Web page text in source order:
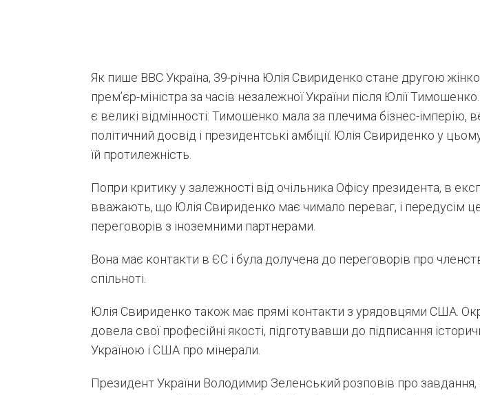
Як пише ВВС Україна, 39-річна Юлія Свириденко стане другою
прем’єр-міністра за часів незалежної України після Юлії
є великі відмінності: Тимошенко мала за плечима бізнес-імперію,
політичний досвід і президентські амбіції. Юлія Свириденко у
їй протилежність.
Попри критику у залежності від очільника Офісу президента, в
вважають, що Юлія Свириденко має чимало переваг, і передусім це
переговорів з іноземними партнерами.
Вона має контакти в ЄС і була долучена до переговорів про
спільноті.
Юлія Свириденко також має прямі контакти з урядовцями США.
довела свої професійні якості, підготувавши до підписання
Україною і США про мінерали.
Президент України Володимир Зеленський розповів про завдання,